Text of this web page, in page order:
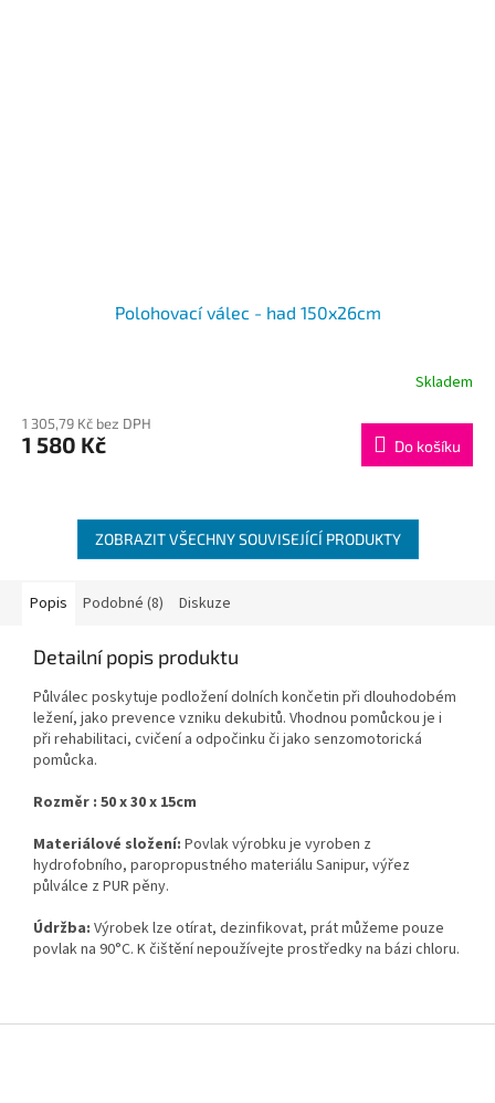
Polohovací válec - had 150x26cm
Skladem
1 305,79 Kč bez DPH
1 580 Kč Do košíku
ZOBRAZIT VŠECHNY SOUVISEJÍCÍ PRODUKTY
Popis Podobné (8) Diskuze
Detailní popis produktu
Půlválec poskytuje podložení dolních končetin při dlouhodobém
ležení, jako prevence vzniku dekubitů. Vhodnou pomůckou je i
při rehabilitaci, cvičení a odpočinku či jako senzomotorická
pomůcka.
Rozměr : 50 x 30 x 15cm
Materiálové složení: Povlak výrobku je vyroben z
hydrofobního, paropropustného materiálu Sanipur, výřez
půlválce z PUR pěny.
Údržba: Výrobek lze otírat, dezinfikovat, prát můžeme pouze
povlak na 90°C. K čištění nepoužívejte prostředky na bázi chloru.